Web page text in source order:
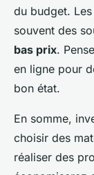
du budget.
souvent des
bas prix.
en ligne pour
bon état.
En somme,
choisir des
réaliser des